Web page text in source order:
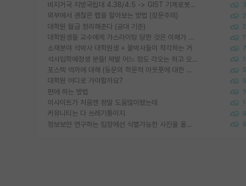
비지거국 지방국립대 4.38/4.5 -> GIST 기계로봇공학과 석사 3
외부에서 괜찮은 랩을 알아보는 방법 (장문주의)
대학원 월급 정리해준다 (공대 기준)
대학원생들 교수에게 가스라이팅 당한 것은 이해가 갑니다. 안타깝네요.
소재분야 석박사 대학원생 + 물박사들이 착각하는 거
석사입학예정생 분들! 제발 어느 정도 각오는 하고 오세요.
포스텍 억까에 대해 (동문의 학문적 아웃풋에 대한 반박)
대학원 어디로 가야할까요? 5
편애 하는 방법
이사이트가 처음엔 정말 도움많이됐는데
커뮤니티는 다 쓰레기통이지 6
정보보안 연구하는 입장에선 식별가능한 사진을 올리는건 비추이긴함 6